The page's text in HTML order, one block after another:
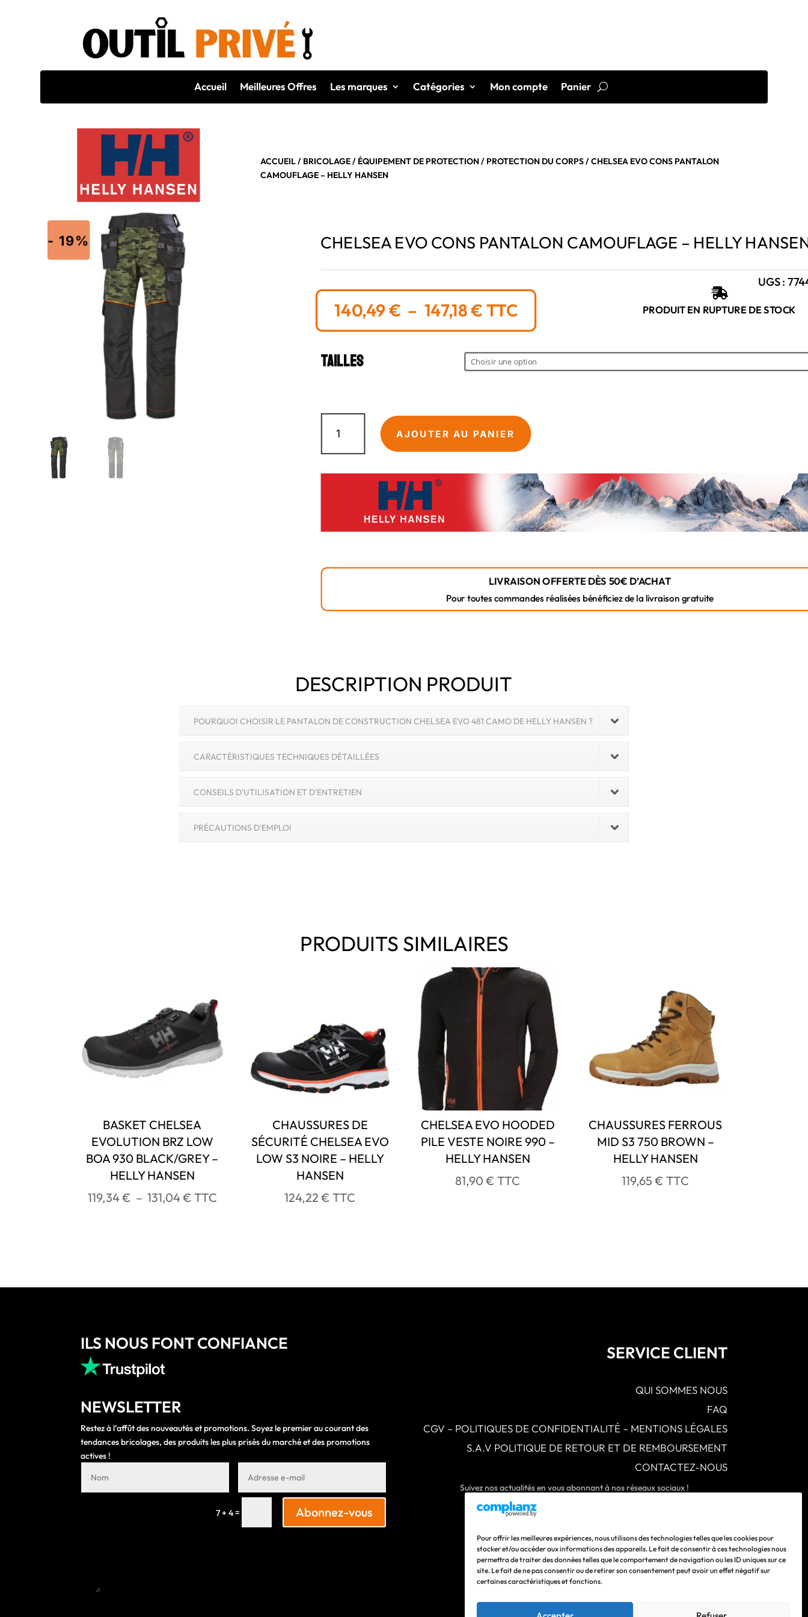
Pour offrir les meilleures expériences, nous utilisons des technologies telles que les cookies pour
stocker et/ou accéder aux informations des appareils. Le fait de consentir à ces technologies nous
permettra de traiter des données telles que le comportement de navigation ou les ID uniques sur ce
site. Le fait de ne pas consentir ou de retirer son consentement peut avoir un effet négatif sur
certaines caractéristiques et fonctions.
Accueil Meilleures Offres Les marques Catégories Mon compte Panier
ACCUEIL/ BRICOLAGE/ ÉQUIPEMENT DE PROTECTION/ PROTECTION DU CORPS/ CHELSEA EVO CONS PANTALON
CAMOUFLAGE – HELLY HANSEN
- 19% CHELSEA EVO CONS PANTALON CAMOUFLAGE – HELLY
UGS :
140,49€ – 147,18€PLAGE
DE
140,49 €
À
TTC

PRODUIT EN RUPTURE DE STOCK
Tailles
quantité
CHELSEA
CONS
Camouflage
-
Helly
AJOUTER AU PANIER
LIVRAISON OFFERTE DÈS 50€ D’ACHAT
Pour toutes commandes réalisées bénéficiez de la livraison gratuite
DESCRIPTION PRODUIT
POURQUOI CHOISIR LE PANTALON DE CONSTRUCTION CHELSEA EVO 481 CAMO DE HELLY HANSEN ?
CARACTÉRISTIQUES TECHNIQUES DÉTAILLÉES
CONSEILS D'UTILISATION ET D'ENTRETIEN
PRÉCAUTIONS D'EMPLOI
PRODUITS SIMILAIRES
BASKET CHELSEA
EVOLUTION BRZ LOW
BOA 930 BLACK/GREY –
HELLY HANSEN
119,34€ – 131,04€ Plage
TTC
CHAUSSURES DE
SÉCURITÉ CHELSEA EVO
LOW S3 NOIRE – HELLY
HANSEN
124,22€ TTC
CHELSEA EVO HOODED
PILE VESTE NOIRE 990 –
HELLY HANSEN
81,90€ TTC
CHAUSSURES FERROUS
MID S3 750 BROWN –
HELLY HANSEN
119,65€ TTC
ILS NOUS FONT CONFIANCE
NEWSLETTER
Restez à l’affût des nouveautés et promotions. Soyez le premier au courant des
tendances bricolages, des produits les plus prisés du marché et des promotions
actives !
7 + 4= Abonnez-vous
SERVICE CLIENT
QUI SOMMES NOUS
FAQ
CGV – POLITIQUES DE CONFIDENTIALITÉ – MENTIONS LÉGALES
S.A.V POLITIQUE DE RETOUR ET DE REMBOURSEMENT
CONTACTEZ-NOUS
Suivez nos actualités en vous abonnant à nos réseaux sociaux !